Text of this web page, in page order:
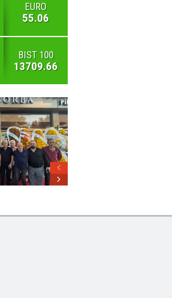
EURO
55.06
BIST 100
13709.66